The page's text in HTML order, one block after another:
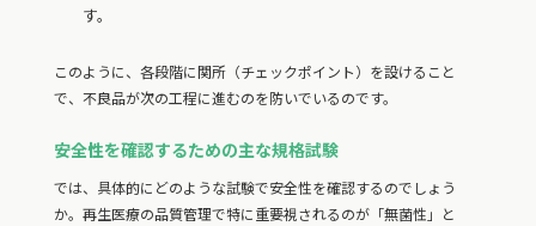
す。
このように、各段階に関所（チェックポイント）を設けること
で、不良品が次の工程に進むのを防いでいるのです。
安全性を確認するための主な規格試験
では、具体的にどのような試験で安全性を確認するのでしょう
か。再生医療の品質管理で特に重要視されるのが「無菌性」と